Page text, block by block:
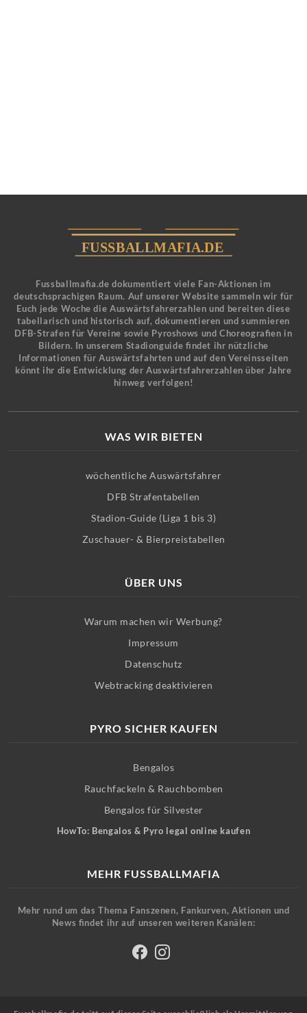
Fussballmafia.de dokumentiert viele Fan-Aktionen im
deutschsprachigen Raum. Auf unserer Website sammeln wir für
Euch jede Woche die Auswärtsfahrerzahlen und bereiten diese
tabellarisch und historisch auf, dokumentieren und summieren
DFB-Strafen für Vereine sowie Pyroshows und Choreografien in
Bildern. In unserem Stadionguide findet ihr nützliche
Informationen für Auswärtsfahrten und auf den Vereinsseiten
könnt ihr die Entwicklung der Auswärtsfahrerzahlen über Jahre
hinweg verfolgen!
WAS WIR BIETEN
wöchentliche Auswärtsfahrer
DFB Strafentabellen
Stadion-Guide (Liga 1 bis 3)
Zuschauer- & Bierpreistabellen
ÜBER UNS
Warum machen wir Werbung?
Impressum
Datenschutz
Webtracking deaktivieren
PYRO SICHER KAUFEN
Bengalos
Rauchfackeln & Rauchbomben
Bengalos für Silvester
HowTo: Bengalos & Pyro legal online kaufen
MEHR FUSSBALLMAFIA
Mehr rund um das Thema Fanszenen, Fankurven, Aktionen und
News findet ihr auf unseren weiteren Kanälen: